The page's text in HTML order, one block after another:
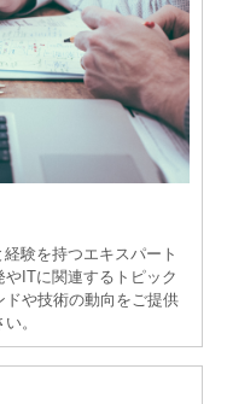
験を持つエキスパート
ITに関連するトピック
や技術の動向をご提供
。